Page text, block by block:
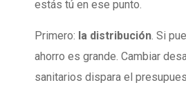
estás tú en ese punto.
Primero: la distribución. Si
ahorro es grande. Cambiar
sanitarios dispara el